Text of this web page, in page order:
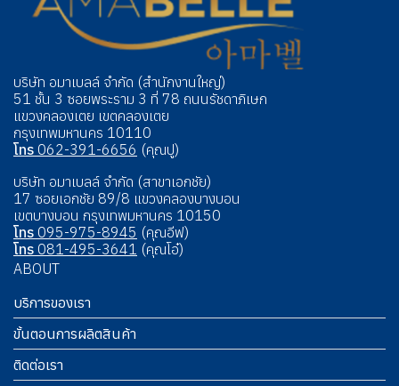
บริษัท อมาเบลล์ จำกัด (สำนักงานใหญ่)
51 ชั้น 3 ซอยพระราม 3 ที่ 78 ถนนรัชดาภิเษก
แขวงคลองเตย เขตคลองเตย
กรุงเทพมหานคร 10110
โทร 062-391-6656 (คุณปู)
บริษัท อมาเบลล์ จำกัด (สาขาเอกชัย)
17 ซอยเอกชัย 89/8 แขวงคลองบางบอน
เขตบางบอน กรุงเทพมหานคร 10150
โทร 095-975-8945 (คุณอีฟ)
โทร 081-495-3641 (คุณโอ๋)
ABOUT
บริการของเรา
ขั้นตอนการผลิตสินค้า
ติดต่อเรา